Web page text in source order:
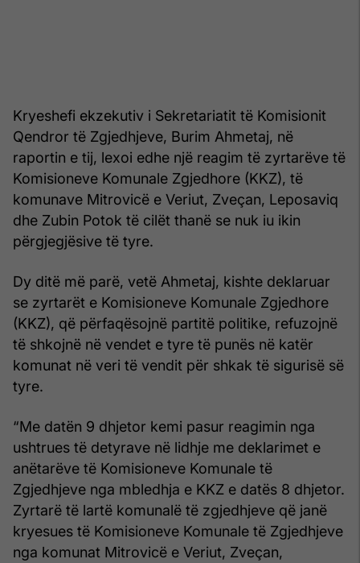
Kryeshefi ekzekutiv i Sekretariatit të Komisionit
Qendror të Zgjedhjeve, Burim Ahmetaj, në
raportin e tij, lexoi edhe një reagim të zyrtarëve të
Komisioneve Komunale Zgjedhore (KKZ), të
komunave Mitrovicë e Veriut, Zveçan, Leposaviq
dhe Zubin Potok të cilët thanë se nuk iu ikin
përgjegjësive të tyre.
Dy ditë më parë, vetë Ahmetaj, kishte deklaruar
se zyrtarët e Komisioneve Komunale Zgjedhore
(KKZ), që përfaqësojnë partitë politike, refuzojnë
të shkojnë në vendet e tyre të punës në katër
komunat në veri të vendit për shkak të sigurisë së
tyre.
“Me datën 9 dhjetor kemi pasur reagimin nga
ushtrues të detyrave në lidhje me deklarimet e
anëtarëve të Komisioneve Komunale të
Zgjedhjeve nga mbledhja e KKZ e datës 8 dhjetor.
Zyrtarë të lartë komunalë të zgjedhjeve që janë
kryesues të Komisioneve Komunale të Zgjedhjeve
nga komunat Mitrovicë e Veriut, Zveçan,